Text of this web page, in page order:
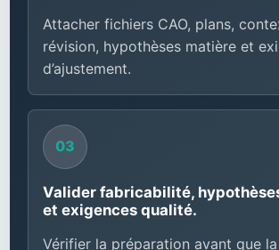
Attacher fichiers CAO, plans,
révision, hypothèses matière et
d’ajustement.
Valider fabricabilité,
et exigences qualité.
Vérifier la préparation avant que